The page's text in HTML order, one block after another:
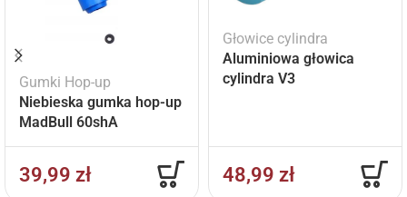
Gumki Hop-up
Niebieska gumka hop-up
MadBull 60shA
39,99 zł
Głowice cylindra
Aluminiowa głowica
cylindra V3
48,99 zł